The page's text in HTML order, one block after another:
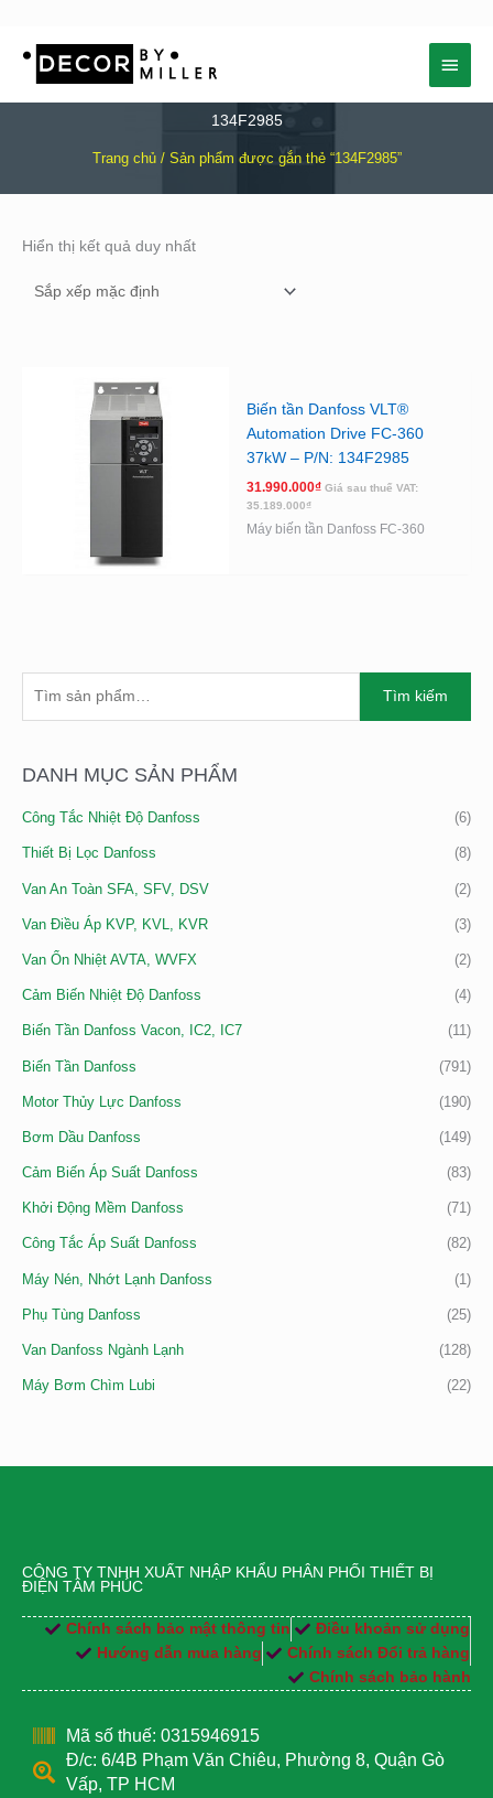
Menu
chính
134F2985
Trang chủ/ Sản phẩm được gắn thẻ “134F2985”
K
Ế
M
Tìm kiếm
DANH MỤC SẢN PHẨM
Công Tắc Nhiệt Độ Danfoss (6)
Thiết Bị Lọc Danfoss (8)
Van An Toàn SFA, SFV, DSV (2)
Van Điều Áp KVP, KVL, KVR (3)
Van Ổn Nhiệt AVTA, WVFX (2)
Cảm Biến Nhiệt Độ Danfoss (4)
Biến Tần Danfoss Vacon, IC2, IC7 (11)
Biến Tần Danfoss (791)
Motor Thủy Lực Danfoss (190)
Bơm Dầu Danfoss (149)
Cảm Biến Áp Suất Danfoss (83)
Khởi Động Mềm Danfoss (71)
Công Tắc Áp Suất Danfoss (82)
Máy Nén, Nhớt Lạnh Danfoss (1)
Phụ Tùng Danfoss (25)
Van Danfoss Ngành Lạnh (128)
Máy Bơm Chìm Lubi (22)
Hiển thị kết quả duy nhất
Biến tần Danfoss VLT®
Automation Drive FC-360
37kW – P/N: 134F2985
31.990.000₫ Giá sau thuế VAT:
35.189.000₫
Máy biến tần Danfoss FC-360
CÔNG TY TNHH XUẤT NHẬP KHẨU PHÂN PHỐI THIẾT BỊ
ĐIỆN TÂM PHÚC
Chính sách bảo mật thông tin
Điều khoản sử dụng
Hướng dẫn mua hàng
Chính sách Đổi trả hàng
Chính sách bảo hành
Mã số thuế: 0315946915
Đ/c: 6/4B Phạm Văn Chiêu, Phường 8, Quận Gò
Vấp, TP HCM